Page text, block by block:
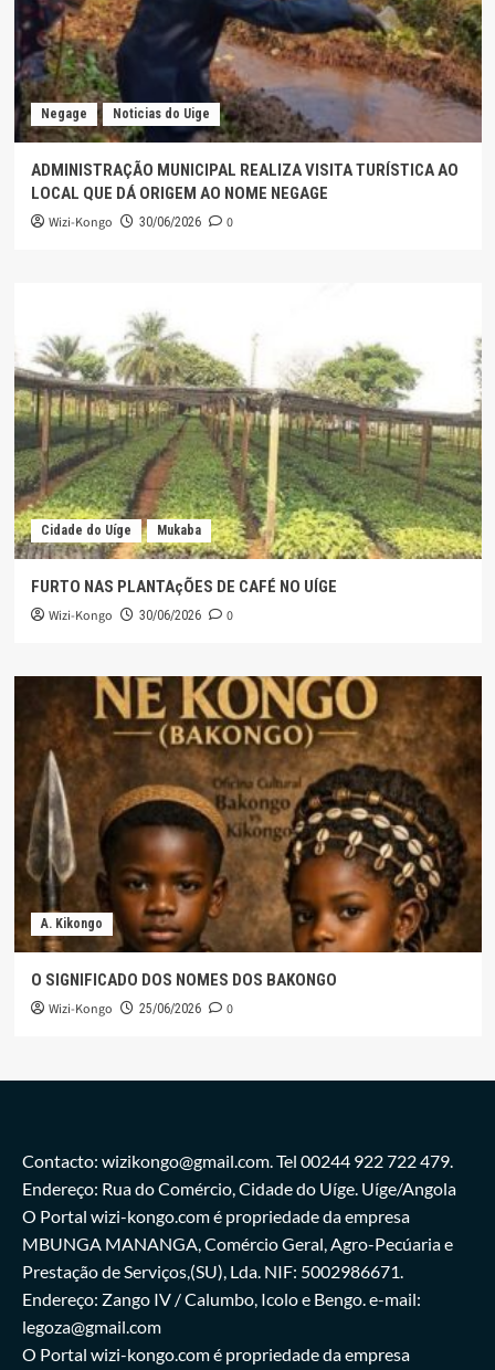
Negage Noticias do Uige
ADMINISTRAÇÃO MUNICIPAL REALIZA VISITA TURÍSTICA AO
LOCAL QUE DÁ ORIGEM AO NOME NEGAGE
Wizi-Kongo 30/06/2026 0
Cidade do Uíge Mukaba
FURTO NAS PLANTAçÕES DE CAFÉ NO UÍGE
Wizi-Kongo 30/06/2026 0
A. Kikongo
O SIGNIFICADO DOS NOMES DOS BAKONGO
Wizi-Kongo 25/06/2026 0
Contacto: wizikongo@gmail.com. Tel 00244 922 722 479.
Endereço: Rua do Comércio, Cidade do Uíge. Uíge/Angola
O Portal wizi-kongo.com é propriedade da empresa
MBUNGA MANANGA, Comércio Geral, Agro-Pecúaria e
Prestação de Serviços,(SU), Lda. NIF: 5002986671.
Endereço: Zango IV / Calumbo, Icolo e Bengo. e-mail:
legoza@gmail.com
O Portal wizi-kongo.com é propriedade da empresa